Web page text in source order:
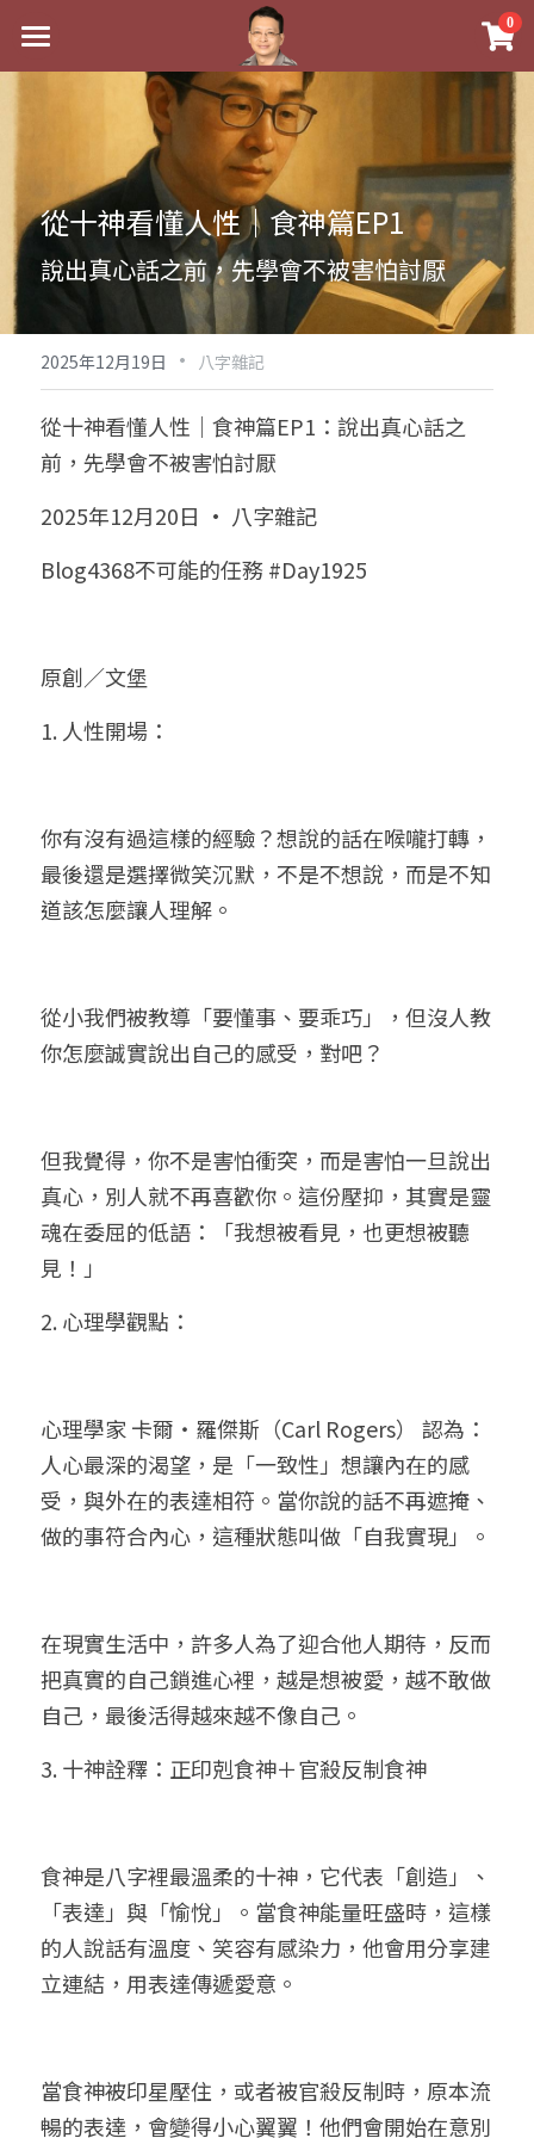
0
最新消息
實體經營
手工印鑑
五行八字學
後天派陽宅
Blog
黃金會員專區
八字雜記
心靈成長
人氣最高
站長精選
好書推廌
試閱專區
Podcast聽書
團隊訓練營
八字視頻
陽宅視頻
自我挑戰
線上學苑
八字初階班1
八字初階班2
八字進階班
八字高階班
五人實戰班
五行計算高階班
團隊訓練營
命理商城
八字完整班
《十神高階實戰錄》完整典藏版
八字批命
小兒命名
我的著作
科學八字推理1
科學八字推理3
科學八字輕鬆學
與我預約
上課預約
常見問題
搜索
support@p8zicourse.com
從十神看懂人性｜食神篇EP1
說出真心話之前，先學會不被害怕討厭
2025年12月19日 · 八字雜記
從十神看懂人性｜食神篇EP1：說出真心話之
前，先學會不被害怕討厭
2025年12月20日 · 八字雜記
Blog4368不可能的任務 #Day1925
原創／文堡
1. 人性開場：
你有沒有過這樣的經驗？想說的話在喉嚨打轉，
最後還是選擇微笑沉默，不是不想說，而是不知
道該怎麼讓人理解。
從小我們被教導「要懂事、要乖巧」，但沒人教
你怎麼誠實說出自己的感受，對吧？
但我覺得，你不是害怕衝突，而是害怕一旦說出
真心，別人就不再喜歡你。這份壓抑，其實是靈
魂在委屈的低語：「我想被看見，也更想被聽
見！」
2. 心理學觀點：
心理學家 卡爾・羅傑斯（Carl Rogers） 認為：
人心最深的渴望，是「一致性」想讓內在的感
受，與外在的表達相符。當你說的話不再遮掩、
做的事符合內心，這種狀態叫做「自我實現」。
在現實生活中，許多人為了迎合他人期待，反而
把真實的自己鎖進心裡，越是想被愛，越不敢做
自己，最後活得越來越不像自己。
3. 十神詮釋：正印剋食神＋官殺反制食神
食神是八字裡最溫柔的十神，它代表「創造」、
「表達」與「愉悅」。當食神能量旺盛時，這樣
的人說話有溫度、笑容有感染力，他會用分享建
立連結，用表達傳遞愛意。
當食神被印星壓住，或者被官殺反制時，原本流
暢的表達，會變得小心翼翼！他們會開始在意別
×
商品分類
八字線上完整班
科學八字推理PDF
《十神高階實戰錄》完整典藏版
1美元超值PDF
Podcast聽書
八字線上批命
小兒命名